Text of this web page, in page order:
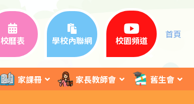
校曆表 學校內聯網 校園頻道
首頁
家課冊 家長教師會 舊生會